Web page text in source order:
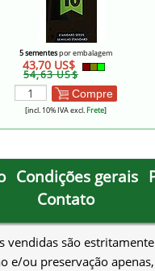
5 sementespor embalagem
43,70 US$
54,63 US$
Compre
[incl. 10% IVA excl.Frete]
Condições gerais
Contato
vendidas são
e/ou preservação